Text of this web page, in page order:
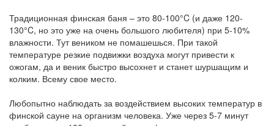
Традиционная финская баня – это 80-100°C (и даже 120-
130°C, но это уже на очень большого любителя) при 5-10%
влажности. Тут веником не помашешься. При такой
температуре резкие подвижки воздуха могут привести к
ожогам, да и веник быстро высохнет и станет шуршащим и
колким. Всему свое место.
Любопытно наблюдать за воздействием высоких температур в
финской сауне на организм человека. Уже через 5-7 минут